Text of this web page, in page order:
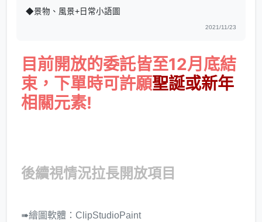
◆景物、風景+日常小語圖
2021/11/23
目前開放的委託皆至12月底結
束，下單時可許願聖誕或新年
相關元素!
後續視情況拉長開放項目
➠繪圖軟體：ClipStudioPaint